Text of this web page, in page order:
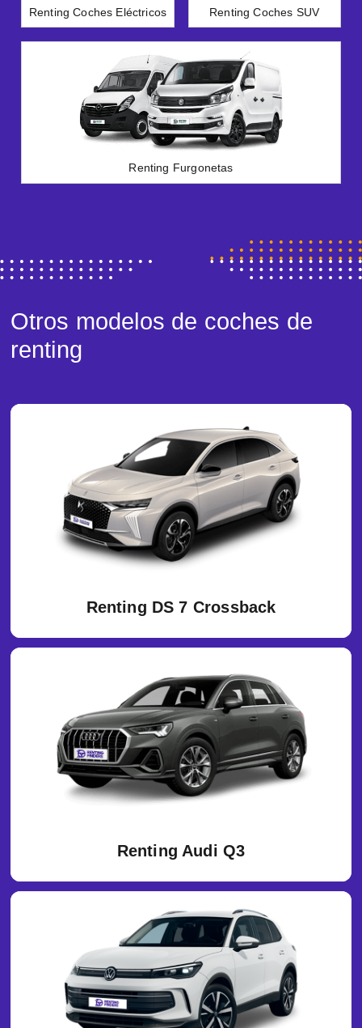
Renting Coches Eléctricos Renting Coches SUV
Renting Furgonetas
Otros modelos de coches de
renting
Renting DS 7 Crossback
Renting Audi Q3